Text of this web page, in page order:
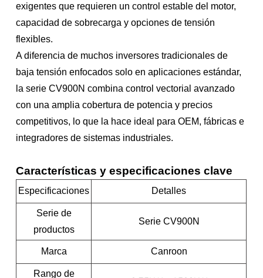
exigentes que requieren un control estable del motor,
capacidad de sobrecarga y opciones de tensión
flexibles.
A diferencia de muchos inversores tradicionales de
baja tensión enfocados solo en aplicaciones estándar,
la serie CV900N combina control vectorial avanzado
con una amplia cobertura de potencia y precios
competitivos, lo que la hace ideal para OEM, fábricas e
integradores de sistemas industriales.
Características y especificaciones clave
Especificaciones Detalles
Serie de
productos
Serie CV900N
Marca Canroon
Rango de